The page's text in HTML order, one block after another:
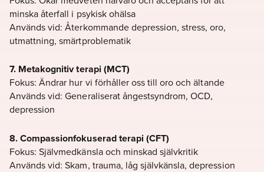
minska återfall i psykisk ohälsa
Används vid: Återkommande depression, stress, oro,
utmattning, smärtproblematik
7. Metakognitiv terapi (MCT)
Fokus: Ändrar hur vi förhåller oss till oro och ältande
Används vid: Generaliserat ångestsyndrom, OCD,
depression
8. Compassionfokuserad terapi (CFT)
Fokus: Självmedkänsla och minskad självkritik
Används vid: Skam, trauma, låg självkänsla, depression